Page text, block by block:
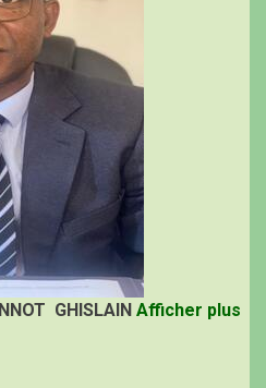
GHISLAIN Afficher plus